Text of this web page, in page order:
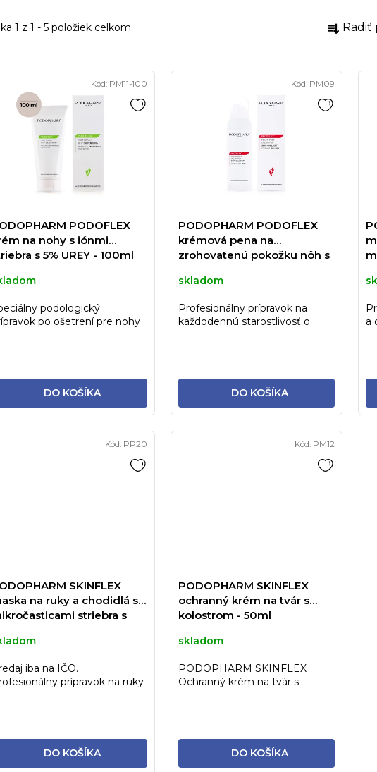
1 z 1 - 5 položiek celkom
R
a
e
n
u
Radiť
PODOFLEX
na nohy s iónmi
s 5% UREY - 100ml
DO KOŠÍKA
podologický
po ošetrení pre nohy
Kód: PM11-100
PODOPHARM PODOFLEX
krémová pena na
zrohovatenú pokožku nôh s
skladom
DO KOŠÍKA
Profesionálny prípravok na
každodennú starostlivosť o
Kód: PM09
a
SKINFLEX
na ruky a chodidlá s
striebra s
DO KOŠÍKA
iba na IČO.
prípravok na ruky
Kód: PP20
PODOPHARM SKINFLEX
ochranný krém na tvár s
kolostrom - 50ml
skladom
DO KOŠÍKA
PODOPHARM SKINFLEX
Ochranný krém na tvár s
Kód: PM12